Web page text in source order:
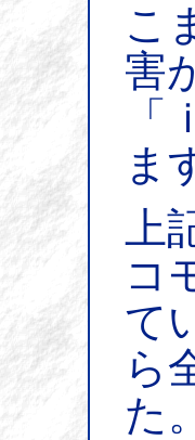
こ
害
ま
コ
て
ら
た。